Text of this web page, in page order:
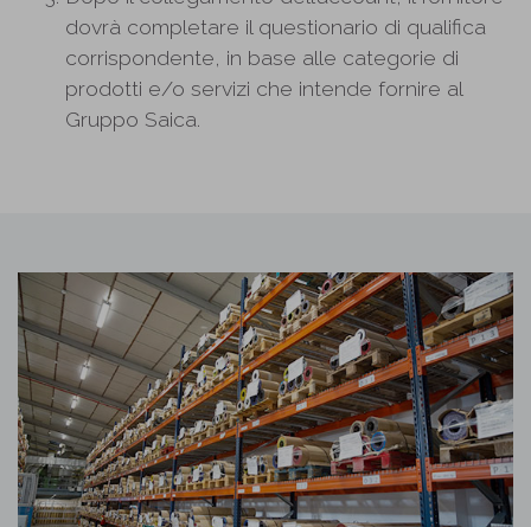
dovrà completare il questionario di qualifica
corrispondente, in base alle categorie di
prodotti e/o servizi che intende fornire al
Gruppo Saica.